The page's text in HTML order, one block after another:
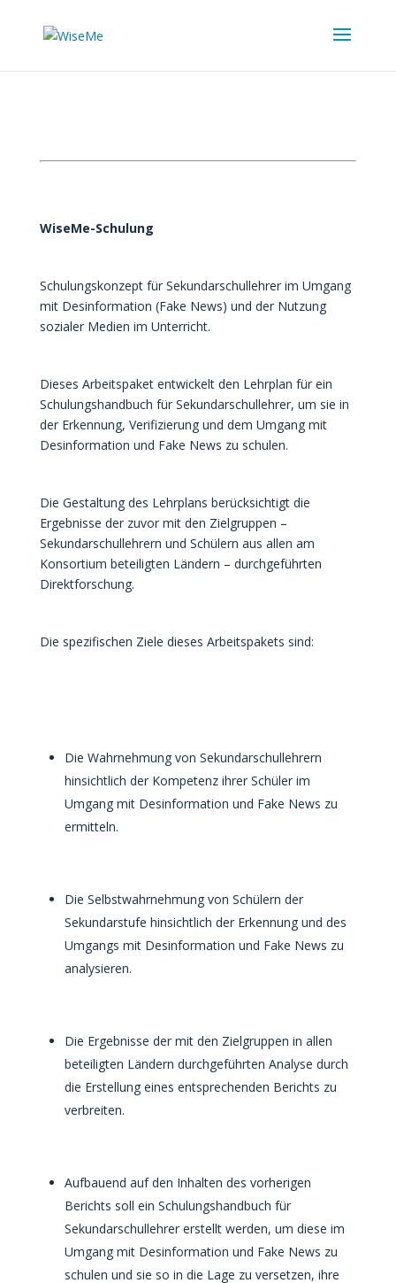
WiseMe-Schulung
Schulungskonzept für Sekundarschullehrer im Umgang
mit Desinformation (Fake News) und der Nutzung
sozialer Medien im Unterricht.
Dieses Arbeitspaket entwickelt den Lehrplan für ein
Schulungshandbuch für Sekundarschullehrer, um sie in
der Erkennung, Verifizierung und dem Umgang mit
Desinformation und Fake News zu schulen.
Die Gestaltung des Lehrplans berücksichtigt die
Ergebnisse der zuvor mit den Zielgruppen –
Sekundarschullehrern und Schülern aus allen am
Konsortium beteiligten Ländern – durchgeführten
Direktforschung.
Die spezifischen Ziele dieses Arbeitspakets sind:
Die Wahrnehmung von Sekundarschullehrern
hinsichtlich der Kompetenz ihrer Schüler im
Umgang mit Desinformation und Fake News zu
ermitteln.
Die Selbstwahrnehmung von Schülern der
Sekundarstufe hinsichtlich der Erkennung und des
Umgangs mit Desinformation und Fake News zu
analysieren.
Die Ergebnisse der mit den Zielgruppen in allen
beteiligten Ländern durchgeführten Analyse durch
die Erstellung eines entsprechenden Berichts zu
verbreiten.
Aufbauend auf den Inhalten des vorherigen
Berichts soll ein Schulungshandbuch für
Sekundarschullehrer erstellt werden, um diese im
Umgang mit Desinformation und Fake News zu
schulen und sie so in die Lage zu versetzen, ihre